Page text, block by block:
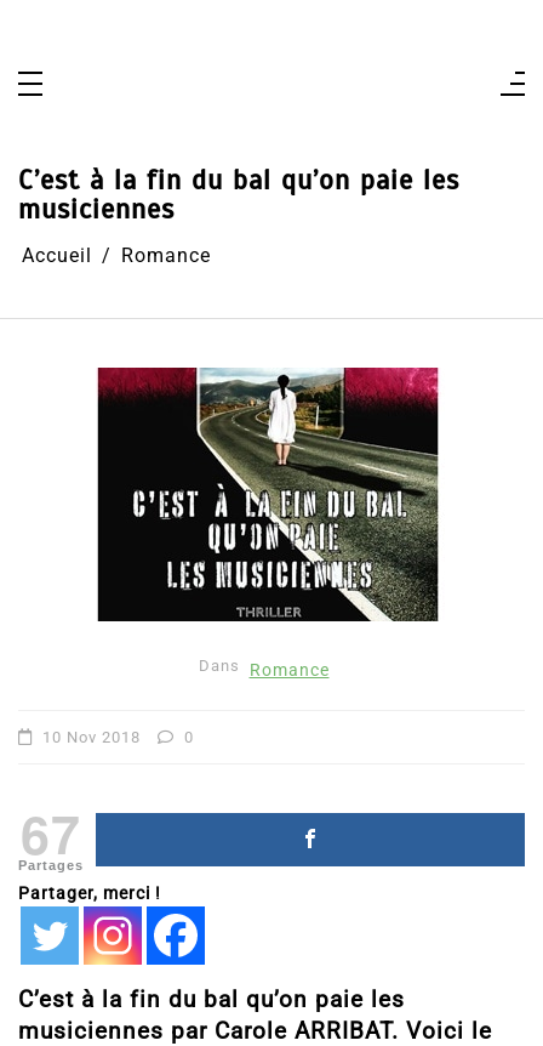
C’est à la fin du bal qu’on paie les
musiciennes
Accueil Romance
Dans Romance
10 Nov 2018 0
67
Partages
Partager, merci !
C’est à la fin du bal qu’on paie les
musiciennes par Carole ARRIBAT. Voici le